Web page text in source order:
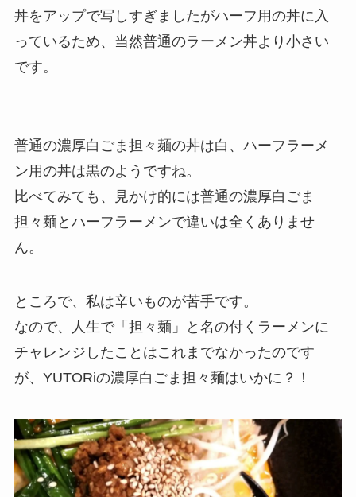
丼をアップで写しすぎましたがハーフ用の丼に入
っているため、当然普通のラーメン丼より小さい
です。
普通の濃厚白ごま担々麺の丼は白、ハーフラーメ
ン用の丼は黒のようですね。
比べてみても、見かけ的には普通の濃厚白ごま
担々麺とハーフラーメンで違いは全くありませ
ん。
ところで、私は辛いものが苦手です。
なので、人生で「担々麺」と名の付くラーメンに
チャレンジしたことはこれまでなかったのです
が、YUTORiの濃厚白ごま担々麺はいかに？！